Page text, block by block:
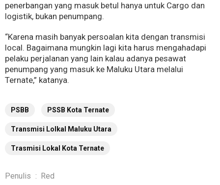
penerbangan yang masuk betul hanya untuk Cargo dan
logistik, bukan penumpang.
“Karena masih banyak persoalan kita dengan transmisi
local. Bagaimana mungkin lagi kita harus mengahadapi
pelaku perjalanan yang lain kalau adanya pesawat
penumpang yang masuk ke Maluku Utara melalui
Ternate,” katanya.
PSBB PSSB Kota Ternate
Transmisi Lolkal Maluku Utara
Trasmisi Lokal Kota Ternate
Penulis : Red